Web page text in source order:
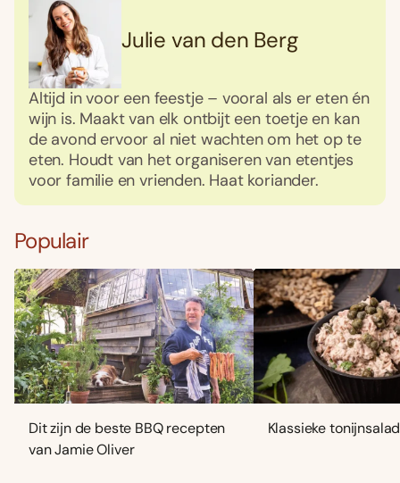
Julie van den Berg
Altijd in voor een feestje – vooral als er eten én
wijn is. Maakt van elk ontbijt een toetje en kan
de avond ervoor al niet wachten om het op te
eten. Houdt van het organiseren van etentjes
voor familie en vrienden. Haat koriander.
Populair
Dit zijn de beste BBQ recepten
van Jamie Oliver
Klassieke